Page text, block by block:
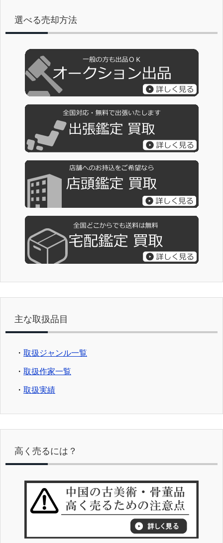
選べる売却方法
主な取扱品目
・ 取扱ジャンル一覧
・ 取扱作家一覧
・ 取扱実績
高く売るには？